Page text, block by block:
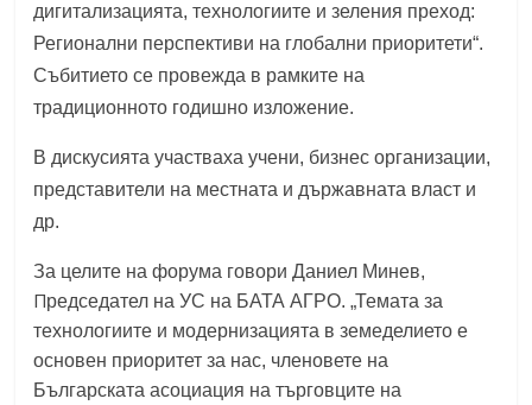
дигитализацията, технологиите и зеления преход:
Регионални перспективи на глобални приоритети“.
Събитието се провежда в рамките на
традиционното годишно изложение.
В дискусията участваха учени, бизнес организации,
представители на местната и държавната власт и
др.
За целите на форума говори Даниел Минев,
Председател на УС на БАТА АГРО. „Темата за
технологиите и модернизацията в земеделието е
основен приоритет за нас, членовете на
Българската асоциация на търговците на